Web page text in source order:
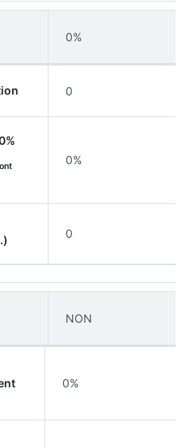
0%
0
0%
0
NON
0%